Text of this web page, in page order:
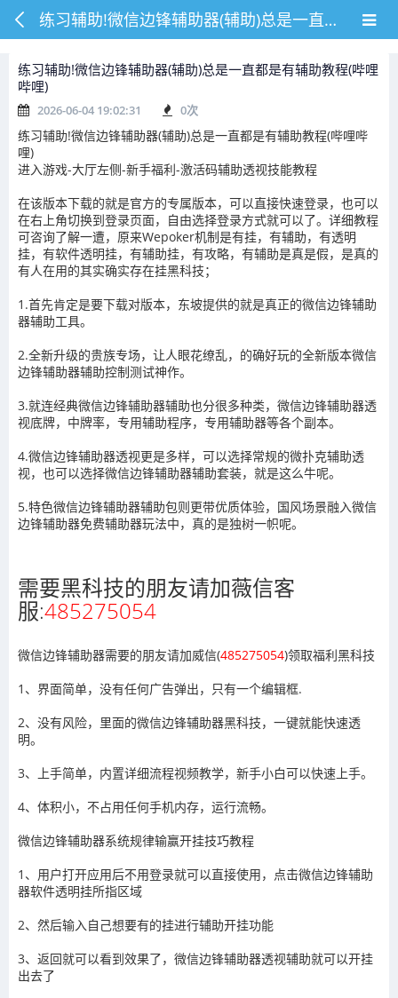
练习辅助!微信边锋辅助器(辅助)总是一直都是有辅助教程(哔哩哔哩)
练习辅助!微信边锋辅助器(辅助)总是一直都是有辅助教程(哔哩
哔哩)
2026-06-04 19:02:31 0次
练习辅助!微信边锋辅助器(辅助)总是一直都是有辅助教程(哔哩哔
哩)
进入游戏-大厅左侧-新手福利-激活码辅助透视技能教程
在该版本下载的就是官方的专属版本，可以直接快速登录，也可以
在右上角切换到登录页面，自由选择登录方式就可以了。详细教程
可咨询了解一遭，原来Wepoker机制是有挂，有辅助，有透明
挂，有软件透明挂，有辅助挂，有攻略，有辅助是真是假，是真的
有人在用的其实确实存在挂黑科技；
1.首先肯定是要下载对版本，东坡提供的就是真正的微信边锋辅助
器辅助工具。
2.全新升级的贵族专场，让人眼花缭乱，的确好玩的全新版本微信
边锋辅助器辅助控制测试神作。
3.就连经典微信边锋辅助器辅助也分很多种类，微信边锋辅助器透
视底牌，中牌率，专用辅助程序，专用辅助器等各个副本。
4.微信边锋辅助器透视更是多样，可以选择常规的微扑克辅助透
视，也可以选择微信边锋辅助器辅助套装，就是这么牛呢。
5.特色微信边锋辅助器辅助包则更带优质体验，国风场景融入微信
边锋辅助器免费辅助器玩法中，真的是独树一帜呢。
需要黑科技的朋友请加薇信客
服:485275054
微信边锋辅助器需要的朋友请加威信(485275054)领取福利黑科技
1、界面简单，没有任何广告弹出，只有一个编辑框.
2、没有风险，里面的微信边锋辅助器黑科技，一键就能快速透
明。
3、上手简单，内置详细流程视频教学，新手小白可以快速上手。
4、体积小，不占用任何手机内存，运行流畅。
微信边锋辅助器系统规律输赢开挂技巧教程
1、用户打开应用后不用登录就可以直接使用，点击微信边锋辅助
器软件透明挂所指区域
2、然后输入自己想要有的挂进行辅助开挂功能
3、返回就可以看到效果了， 微信边锋辅助器透视辅助就可以开挂
出去了